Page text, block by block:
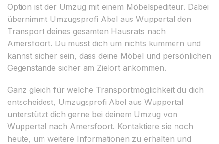
Option ist der Umzug mit einem Möbelspediteur. Dabei
übernimmt Umzugsprofi Abel aus Wuppertal den
Transport deines gesamten Hausrats nach
Amersfoort. Du musst dich um nichts kümmern und
kannst sicher sein, dass deine Möbel und persönlichen
Gegenstände sicher am Zielort ankommen.
Ganz gleich für welche Transportmöglichkeit du dich
entscheidest, Umzugsprofi Abel aus Wuppertal
unterstützt dich gerne bei deinem Umzug von
Wuppertal nach Amersfoort. Kontaktiere sie noch
heute, um weitere Informationen zu erhalten und